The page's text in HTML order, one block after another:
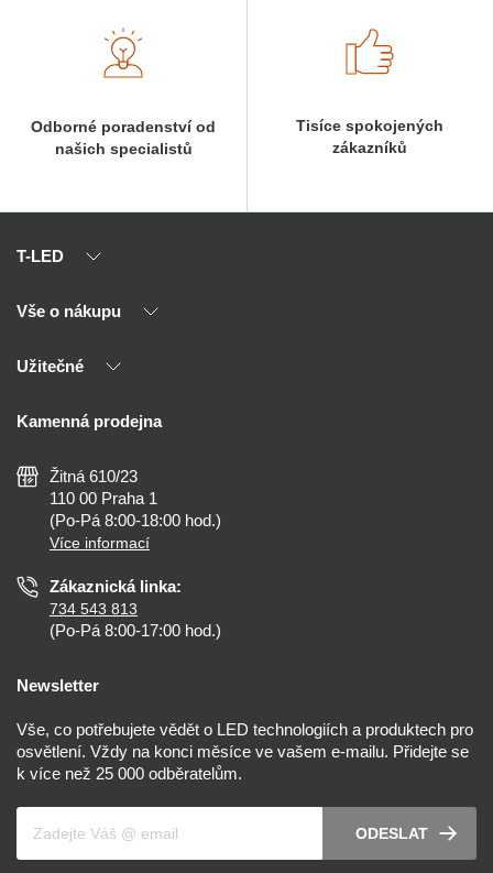
Odborné poradenství od
našich specialistů
Tisíce spokojených
zákazníků
T-LED
O nás
Kontakty
Vše o nákupu
Výhody T-LED
Montáž
Nejčastější dotazy
Než koupíte
Osvětlení dle místnosti
Užitečné
Reklamace a vrácení
Zásady ochrany soukromí
Nastavení cookies
Prohlášení o přístupnosti
Kamenná prodejna
Žitná 610/23
110 00 Praha 1
(Po-Pá 8:00-18:00 hod.)
Více informací
Zákaznická linka:
734 543 813
(Po-Pá 8:00-17:00 hod.)
Newsletter
Vše, co potřebujete vědět o LED technologiích a produktech pro
osvětlení. Vždy na konci měsíce ve vašem e-mailu. Přidejte se
k více než 25 000 odběratelům.
ODESLAT